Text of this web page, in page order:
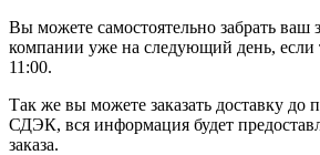
Вы можете самостоятельно забрать ваш
компании уже на следующий день, если
11:00.
Так же вы можете заказать доставку до
СДЭК, вся информация будет
заказа.